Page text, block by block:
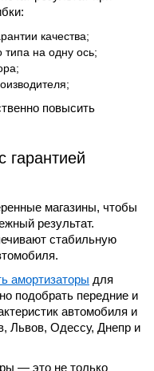
качества;
типа на одну ось;
повысить
гарантией
магазины, чтобы
результат.
стабильную
амортизаторы для
подобрать передние и
автомобиля и
Львов, Одессу, Днепр и
— это не только